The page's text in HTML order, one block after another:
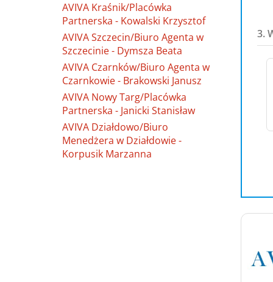
AVIVA Kraśnik/Placówka
Partnerska - Kowalski Krzysztof
AVIVA Szczecin/Biuro Agenta w
Szczecinie - Dymsza Beata
AVIVA Czarnków/Biuro Agenta w
Czarnkowie - Brakowski Janusz
AVIVA Nowy Targ/Placówka
Partnerska - Janicki Stanisław
AVIVA Działdowo/Biuro
Menedżera w Działdowie -
Korpusik Marzanna
3.